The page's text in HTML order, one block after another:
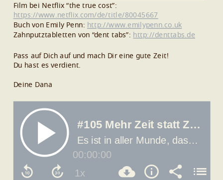
Film bei Netflix “the true cost”:
https://www.netflix.com/de/title/80045667
Buch von Emily Penn: http://www.emilypenn.co.uk
Zahnputztabletten von “dent tabs”: http://denttabs.de
Pass auf Dich auf und mach Dir eine gute Zeit!
Du hast es verdient.
Deine Dana